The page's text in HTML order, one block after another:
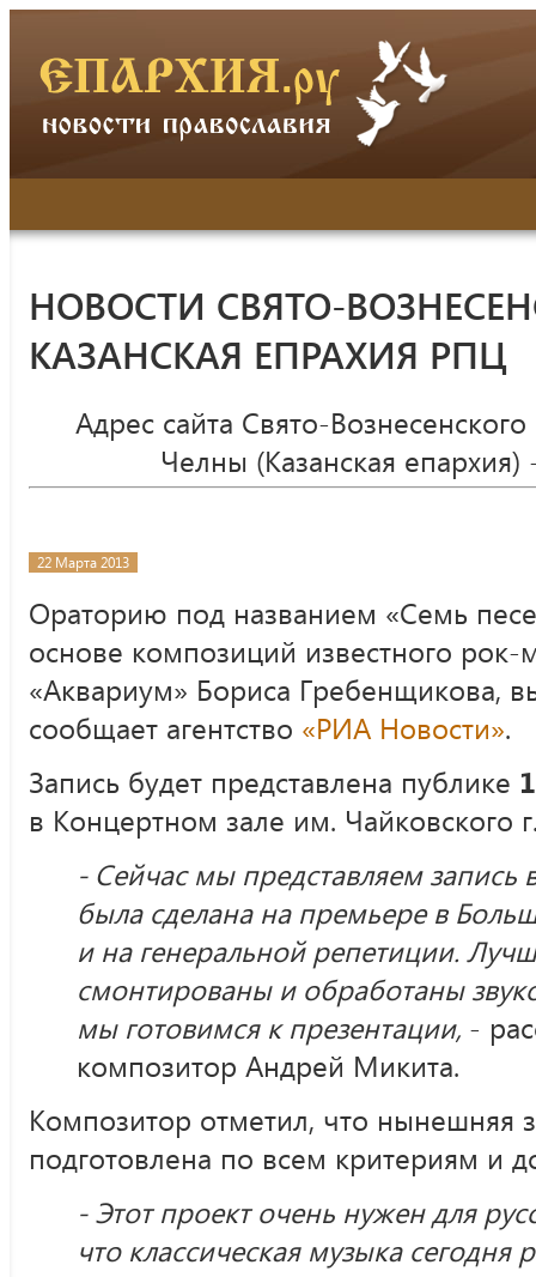
НОВОСТИ СВЯТО-
КАЗАНСКАЯ ЕПРАХИЯ РПЦ
Адрес сайта Свято-
Челны (Казанская
22 Марта 2013
Ораторию под названием «Семь
основе композиций известного
«Аквариум» Бориса Гребенщикова,
сообщает агентство «РИА Новости».
Запись будет представлена публике
в Концертном зале им. Чайковского
- Сейчас мы представляем запись
была сделана на премьере в
и на генеральной репетиции.
смонтированы и обработаны
мы готовимся к презентации, -
композитор Андрей Микита.
Композитор отметил, что нынешняя
подготовлена по всем критериям и
- Этот проект очень нужен для
что классическая музыка сегодня